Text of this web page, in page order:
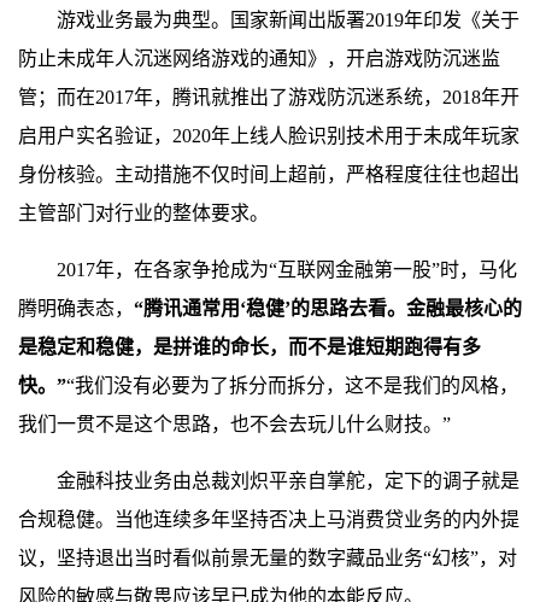
游戏业务最为典型。国家新闻出版署2019年印发《关于
防止未成年人沉迷网络游戏的通知》，开启游戏防沉迷监
管；而在2017年，腾讯就推出了游戏防沉迷系统，2018年开
启用户实名验证，2020年上线人脸识别技术用于未成年玩家
身份核验。主动措施不仅时间上超前，严格程度往往也超出
主管部门对行业的整体要求。
2017年，在各家争抢成为“互联网金融第一股”时，马化
腾明确表态， “腾讯通常用‘稳健’的思路去看。金融最核心的
是稳定和稳健，是拼谁的命长，而不是谁短期跑得有多
快。”“我们没有必要为了拆分而拆分，这不是我们的风格，
我们一贯不是这个思路，也不会去玩儿什么财技。”
金融科技业务由总裁刘炽平亲自掌舵，定下的调子就是
合规稳健。当他连续多年坚持否决上马消费贷业务的内外提
议，坚持退出当时看似前景无量的数字藏品业务“幻核”，对
风险的敏感与敬畏应该早已成为他的本能反应。